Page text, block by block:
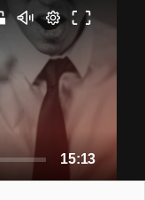
15:13